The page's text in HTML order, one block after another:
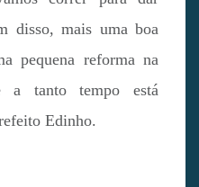
disso, mais uma boa
pequena reforma na
a tanto tempo está
Edinho.